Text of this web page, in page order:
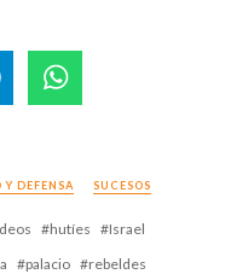
DEFENSA SUCESOS
hutíes
Israel
palacio
rebeldes